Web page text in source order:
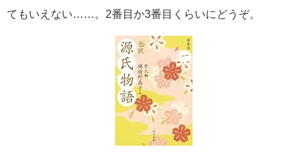
てもいえない……。2番目か3番目くらいにどうぞ。